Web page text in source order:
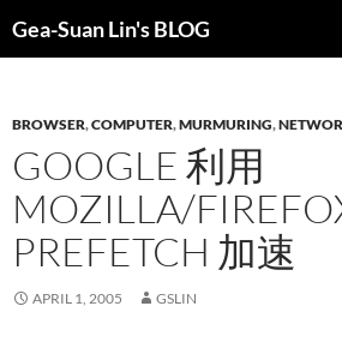
Gea-Suan Lin's BLOG
BROWSER,COMPUTER,MURMURING,
GOOGLE 利用
MOZILLA/
PREFETCH 加速
APRIL 1, 2005 GSLIN